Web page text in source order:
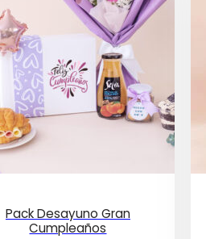
Pack Desayuno Gran
Cumpleaños